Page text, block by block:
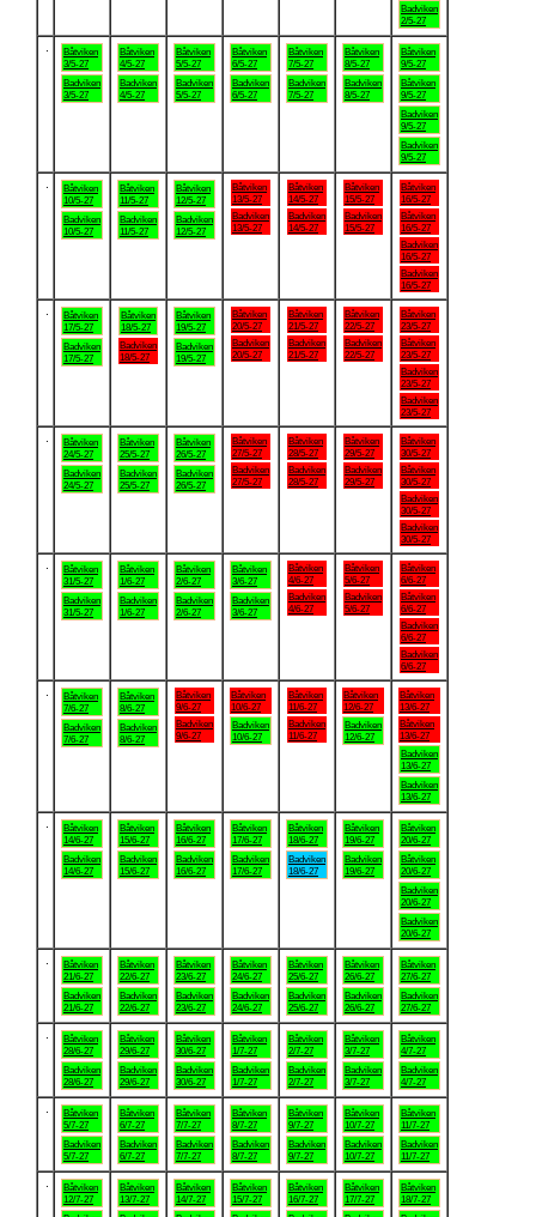
Badviken
2/5-27
Båtviken
3/5-27
Badviken
3/5-27
Båtviken
4/5-27
Badviken
4/5-27
Båtviken
5/5-27
Badviken
5/5-27
Båtviken
6/5-27
Badviken
6/5-27
Båtviken
7/5-27
Badviken
7/5-27
Båtviken
8/5-27
Badviken
8/5-27
Båtviken
9/5-27
Båtviken
9/5-27
Badviken
9/5-27
Badviken
9/5-27
Båtviken
10/5-27
Badviken
10/5-27
Båtviken
11/5-27
Badviken
11/5-27
Båtviken
12/5-27
Badviken
12/5-27
Båtviken
13/5-27
Badviken
13/5-27
Båtviken
14/5-27
Badviken
14/5-27
Båtviken
15/5-27
Badviken
15/5-27
Båtviken
16/5-27
Båtviken
16/5-27
Badviken
16/5-27
Badviken
16/5-27
Båtviken
17/5-27
Badviken
17/5-27
Båtviken
18/5-27
Badviken
18/5-27
Båtviken
19/5-27
Badviken
19/5-27
Båtviken
20/5-27
Badviken
20/5-27
Båtviken
21/5-27
Badviken
21/5-27
Båtviken
22/5-27
Badviken
22/5-27
Båtviken
23/5-27
Båtviken
23/5-27
Badviken
23/5-27
Badviken
23/5-27
Båtviken
24/5-27
Badviken
24/5-27
Båtviken
25/5-27
Badviken
25/5-27
Båtviken
26/5-27
Badviken
26/5-27
Båtviken
27/5-27
Badviken
27/5-27
Båtviken
28/5-27
Badviken
28/5-27
Båtviken
29/5-27
Badviken
29/5-27
Båtviken
30/5-27
Båtviken
30/5-27
Badviken
30/5-27
Badviken
30/5-27
Båtviken
31/5-27
Badviken
31/5-27
Båtviken
1/6-27
Badviken
1/6-27
Båtviken
2/6-27
Badviken
2/6-27
Båtviken
3/6-27
Badviken
3/6-27
Båtviken
4/6-27
Badviken
4/6-27
Båtviken
5/6-27
Badviken
5/6-27
Båtviken
6/6-27
Båtviken
6/6-27
Badviken
6/6-27
Badviken
6/6-27
Båtviken
7/6-27
Badviken
7/6-27
Båtviken
8/6-27
Badviken
8/6-27
Båtviken
9/6-27
Badviken
9/6-27
Båtviken
10/6-27
Badviken
10/6-27
Båtviken
11/6-27
Badviken
11/6-27
Båtviken
12/6-27
Badviken
12/6-27
Båtviken
13/6-27
Båtviken
13/6-27
Badviken
13/6-27
Badviken
13/6-27
Båtviken
14/6-27
Badviken
14/6-27
Båtviken
15/6-27
Badviken
15/6-27
Båtviken
16/6-27
Badviken
16/6-27
Båtviken
17/6-27
Badviken
17/6-27
Båtviken
18/6-27
Badviken
18/6-27
Båtviken
19/6-27
Badviken
19/6-27
Båtviken
20/6-27
Båtviken
20/6-27
Badviken
20/6-27
Badviken
20/6-27
Båtviken
21/6-27
Badviken
21/6-27
Båtviken
22/6-27
Badviken
22/6-27
Båtviken
23/6-27
Badviken
23/6-27
Båtviken
24/6-27
Badviken
24/6-27
Båtviken
25/6-27
Badviken
25/6-27
Båtviken
26/6-27
Badviken
26/6-27
Båtviken
27/6-27
Badviken
27/6-27
Båtviken
28/6-27
Badviken
28/6-27
Båtviken
29/6-27
Badviken
29/6-27
Båtviken
30/6-27
Badviken
30/6-27
Båtviken
1/7-27
Badviken
1/7-27
Båtviken
2/7-27
Badviken
2/7-27
Båtviken
3/7-27
Badviken
3/7-27
Båtviken
4/7-27
Badviken
4/7-27
Båtviken
5/7-27
Badviken
5/7-27
Båtviken
6/7-27
Badviken
6/7-27
Båtviken
7/7-27
Badviken
7/7-27
Båtviken
8/7-27
Badviken
8/7-27
Båtviken
9/7-27
Badviken
9/7-27
Båtviken
10/7-27
Badviken
10/7-27
Båtviken
11/7-27
Badviken
11/7-27
Båtviken
12/7-27
Båtviken
13/7-27
Båtviken
14/7-27
Båtviken
15/7-27
Båtviken
16/7-27
Båtviken
17/7-27
Båtviken
18/7-27